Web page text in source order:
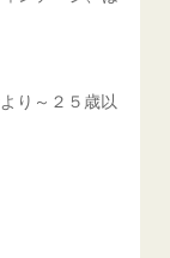
り～２５歳以